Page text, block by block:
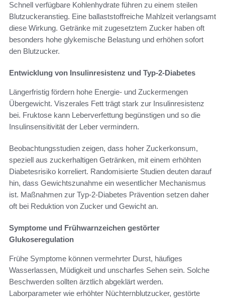
Schnell verfügbare Kohlenhydrate führen zu einem steilen
Blutzuckeranstieg. Eine ballaststoffreiche Mahlzeit verlangsamt
diese Wirkung. Getränke mit zugesetztem Zucker haben oft
besonders hohe glykemische Belastung und erhöhen sofort
den Blutzucker.
Entwicklung von Insulinresistenz und Typ-2-Diabetes
Längerfristig fördern hohe Energie- und Zuckermengen
Übergewicht. Viszerales Fett trägt stark zur Insulinresistenz
bei. Fruktose kann Leberverfettung begünstigen und so die
Insulinsensitivität der Leber vermindern.
Beobachtungsstudien zeigen, dass hoher Zuckerkonsum,
speziell aus zuckerhaltigen Getränken, mit einem erhöhten
Diabetesrisiko korreliert. Randomisierte Studien deuten darauf
hin, dass Gewichtszunahme ein wesentlicher Mechanismus
ist. Maßnahmen zur Typ-2-Diabetes Prävention setzen daher
oft bei Reduktion von Zucker und Gewicht an.
Symptome und Frühwarnzeichen gestörter
Glukoseregulation
Frühe Symptome können vermehrter Durst, häufiges
Wasserlassen, Müdigkeit und unscharfes Sehen sein. Solche
Beschwerden sollten ärztlich abgeklärt werden.
Laborparameter wie erhöhter Nüchternblutzucker, gestörte